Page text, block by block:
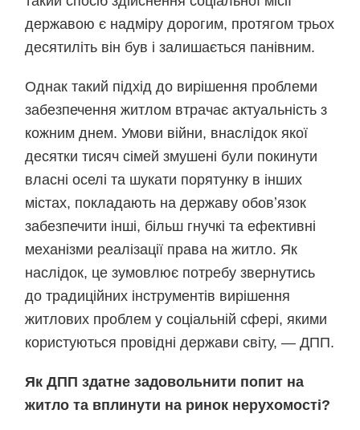
державою є надміру дорогим, протягом трьох
десятиліть він був і залишається панівним.
Однак такий підхід до вирішення проблеми
забезпечення житлом втрачає актуальність з
кожним днем. Умови війни, внаслідок якої
десятки тисяч сімей змушені були покинути
власні оселі та шукати порятунку в інших
містах, покладають на державу обовʼязок
забезпечити інші, більш гнучкі та ефективні
механізми реалізації права на житло. Як
наслідок, це зумовлює потребу звернутись
до традиційних інструментів вирішення
житлових проблем у соціальній сфері, якими
користуються провідні держави світу, — ДПП.
Як ДПП здатне задовольнити попит на
житло та вплинути на ринок нерухомості?